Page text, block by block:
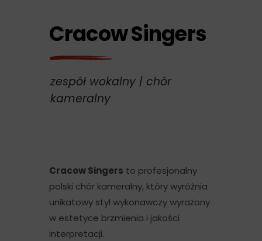
Cracow Singers
zespół wokalny | chór
kameralny
Cracow Singers to profesjonalny
polski chór kameralny, który wyróżnia
unikatowy styl wykonawczy wyrażony
w estetyce brzmienia i jakości
interpretacji.